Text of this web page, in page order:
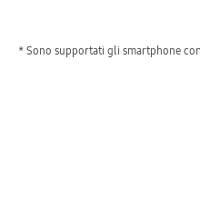
* Sono supportati gli smartphone